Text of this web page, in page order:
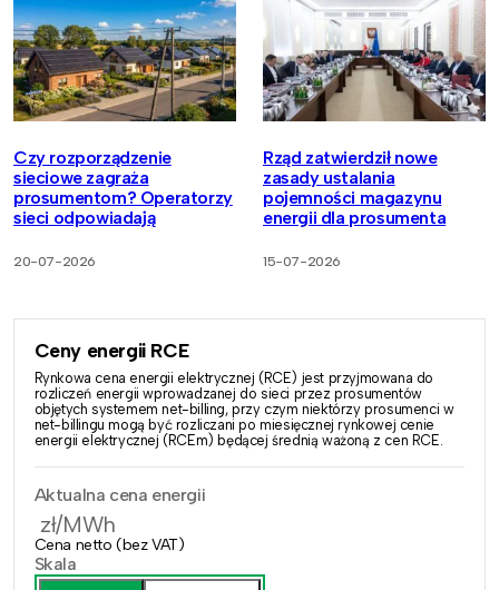
Czy rozporządzenie
sieciowe zagraża
prosumentom? Operatorzy
sieci odpowiadają
20-07-2026
Rząd zatwierdził nowe
zasady ustalania
pojemności magazynu
energii dla prosumenta
15-07-2026
Ceny energii RCE
Rynkowa cena energii elektrycznej (RCE) jest przyjmowana do
rozliczeń energii wprowadzanej do sieci przez prosumentów
objętych systemem net-billing, przy czym niektórzy prosumenci w
net-billingu mogą być rozliczani po miesięcznej rynkowej cenie
energii elektrycznej (RCEm) będącej średnią ważoną z cen RCE.
Aktualna cena energii
zł/MWh
Cena netto (bez VAT)
Skala